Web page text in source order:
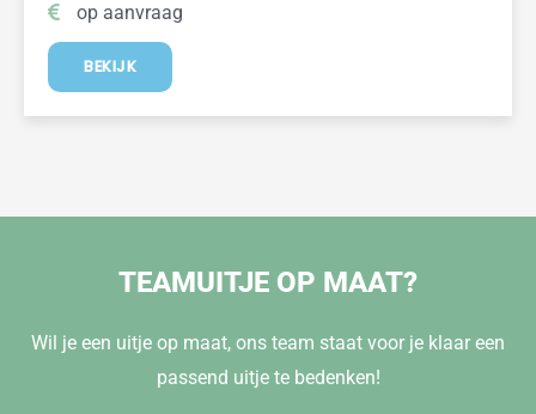
op aanvraag
BEKIJK
TEAMUITJE OP MAAT?
Wil je een uitje op maat, ons team staat voor je klaar een
passend uitje te bedenken!